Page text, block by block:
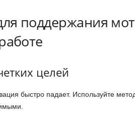
поддержания
целей
быстро падает. Используйте